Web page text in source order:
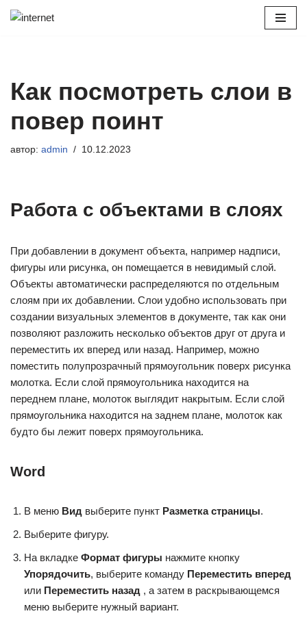
Как посмотреть слои в
повер поинт
автор: admin 10.12.2023
Работа с объектами в слоях
При добавлении в документ объекта, например надписи,
фигуры или рисунка, он помещается в невидимый слой.
Объекты автоматически распределяются по отдельным
слоям при их добавлении. Слои удобно использовать при
создании визуальных элементов в документе, так как они
позволяют разложить несколько объектов друг от друга и
переместить их вперед или назад. Например, можно
поместить полупрозрачный прямоугольник поверх рисунка
молотка. Если слой прямоугольника находится на
переднем плане, молоток выглядит накрытым. Если слой
прямоугольника находится на заднем плане, молоток как
будто бы лежит поверх прямоугольника.
Word
В меню Вид выберите пункт Разметка страницы.
Выберите фигуру.
На вкладке Формат фигуры нажмите кнопку
Упорядочить, выберите команду Переместить вперед
или Переместить назад , а затем в раскрывающемся
меню выберите нужный вариант.